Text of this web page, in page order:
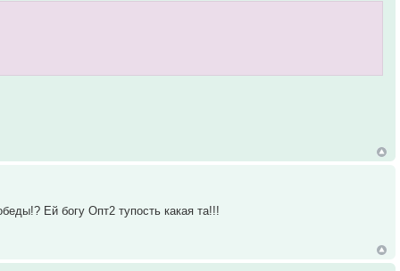
Ей богу Опт2 тупость какая та!!!